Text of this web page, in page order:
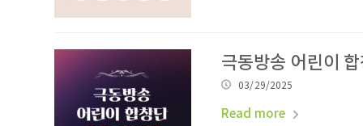
극동방송 어린이
03/29/2025
Read more